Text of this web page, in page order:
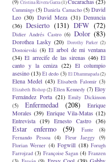
(9) Cristina Rivera Garza(1)
Cummings (5) Daniela Camacho (5) David
Leo (30) David Meza (31) Denuncia
(36) Desierto (131) DFW (72)
Didier Andrés Castro (6) Dolor (83)
Dorothea Lasky (20) Dorothy Parker (2)
Dostoievski (8) El arbol de mi ventana
(34) El arrecife de las sirenas (46) El
canto y la ceniza (22) El columpio
asesino(13) El dedo (3) El Dhammapada(2)
Elena Medel (43) Elisabeth Falomir (3)
Elizabeth Bishop(2) Ellen Kennedy (7) Eloy
Fernández Porta (21) Emily Dickinson
(5)
Enfermedad (208)
Enrique
Morales (39) Enrique Vila-Matas (12)
Entrevista (19) Ernesto Castro (36)
Estar enfermo (59) Fante
(8)
Fernando Pessoa
(4) Fleur Jaeggy
(9)
Florian Werner (4) Fogwill (18) Forugh
Farrojzad (3) Françoise Sagan (4) Franzen
Fresy Cool (39) Gabby